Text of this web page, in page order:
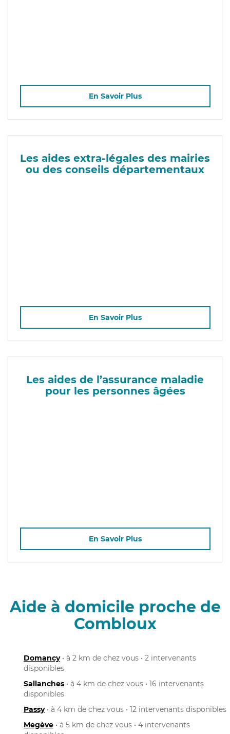
En Savoir Plus
Les aides extra-légales des mairies
ou des conseils départementaux
En Savoir Plus
Les aides de l’assurance maladie
pour les personnes âgées
En Savoir Plus
Aide à domicile proche de
Combloux
Domancy• à 2 km de chez vous • 2 intervenants
disponibles
Sallanches • à 4 km de chez vous • 16 intervenants
disponibles
Passy• à 4 km de chez vous • 12 intervenants disponibles
Megève • à 5 km de chez vous • 4 intervenants